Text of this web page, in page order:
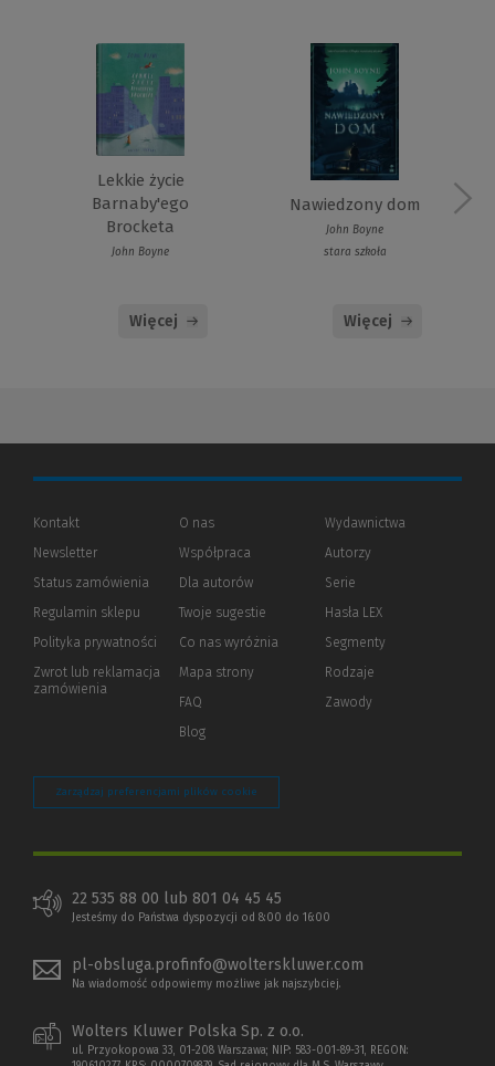
Lekkie życie
Barnaby'ego
Brocketa
John Boyne
Więcej
Nawiedzony dom
John Boyne
stara szkoła
Więcej
Kontakt
Newsletter
Status zamówienia
Regulamin sklepu
Polityka prywatności (Nowe
(Link
innej
Zwrot lub reklamacja
zamówienia
O nas
Współpraca
Dla autorów(Nowe
(Link
innej
strony)
Twoje sugestie
Co nas wyróżnia
Mapa strony
FAQ
Blog
Wydawnictwa
Autorzy
Serie
Hasła LEX
Segmenty
Rodzaje
Zawody
Zarządzaj preferencjami plików cookie
22 535 88 00 lub 801 04 45 45
Jesteśmy do Państwa dyspozycji od 8:00 do 16:00
pl-obsluga.profinfo@wolterskluwer.com
Na wiadomość odpowiemy możliwe jak najszybciej.
Wolters Kluwer Polska Sp. z o.o.
ul. Przyokopowa 33, 01-208 Warszawa; NIP: 583-001-89-31, REGON: